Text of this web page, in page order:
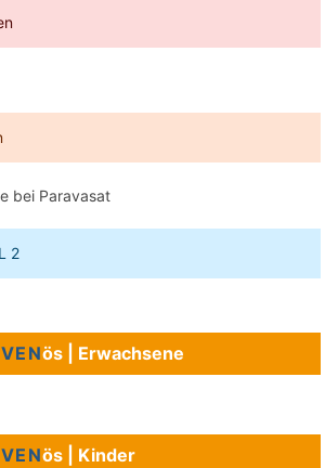
bei Paravasat
2
VENös | Erwachsene
VENös | Kinder